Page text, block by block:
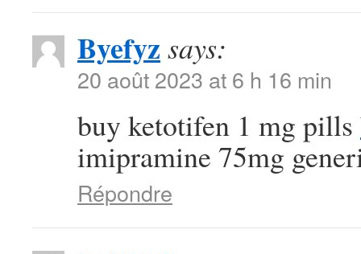
Byefyz says:
20 août 2023 at 6 h 16 min
buy ketotifen 1 mg pills
imipramine 75mg
Répondre